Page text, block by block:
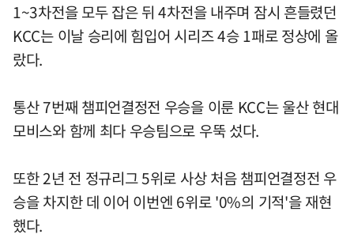
1~3차전을 모두 잡은 뒤 4차전을 내주며 잠시 흔들렸던
KCC는 이날 승리에 힘입어 시리즈 4승 1패로 정상에 올
랐다.
통산 7번째 챔피언결정전 우승을 이룬 KCC는 울산 현대
모비스와 함께 최다 우승팀으로 우뚝 섰다.
또한 2년 전 정규리그 5위로 사상 처음 챔피언결정전 우
승을 차지한 데 이어 이번엔 6위로 '0%의 기적'을 재현
했다.